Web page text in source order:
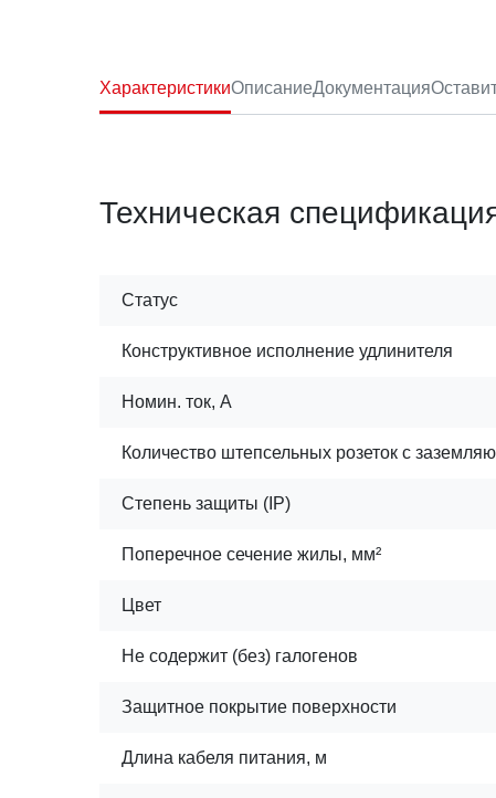
ХарактеристикиОписаниеДокументация
Техническая
Статус
Конструктивное исполнение удлинителя
Номин. ток, А
Количество штепсельных розеток с
Степень защиты (IP)
Поперечное сечение жилы, мм²
Цвет
Не содержит (без) галогенов
Защитное покрытие поверхности
Длина кабеля питания, м